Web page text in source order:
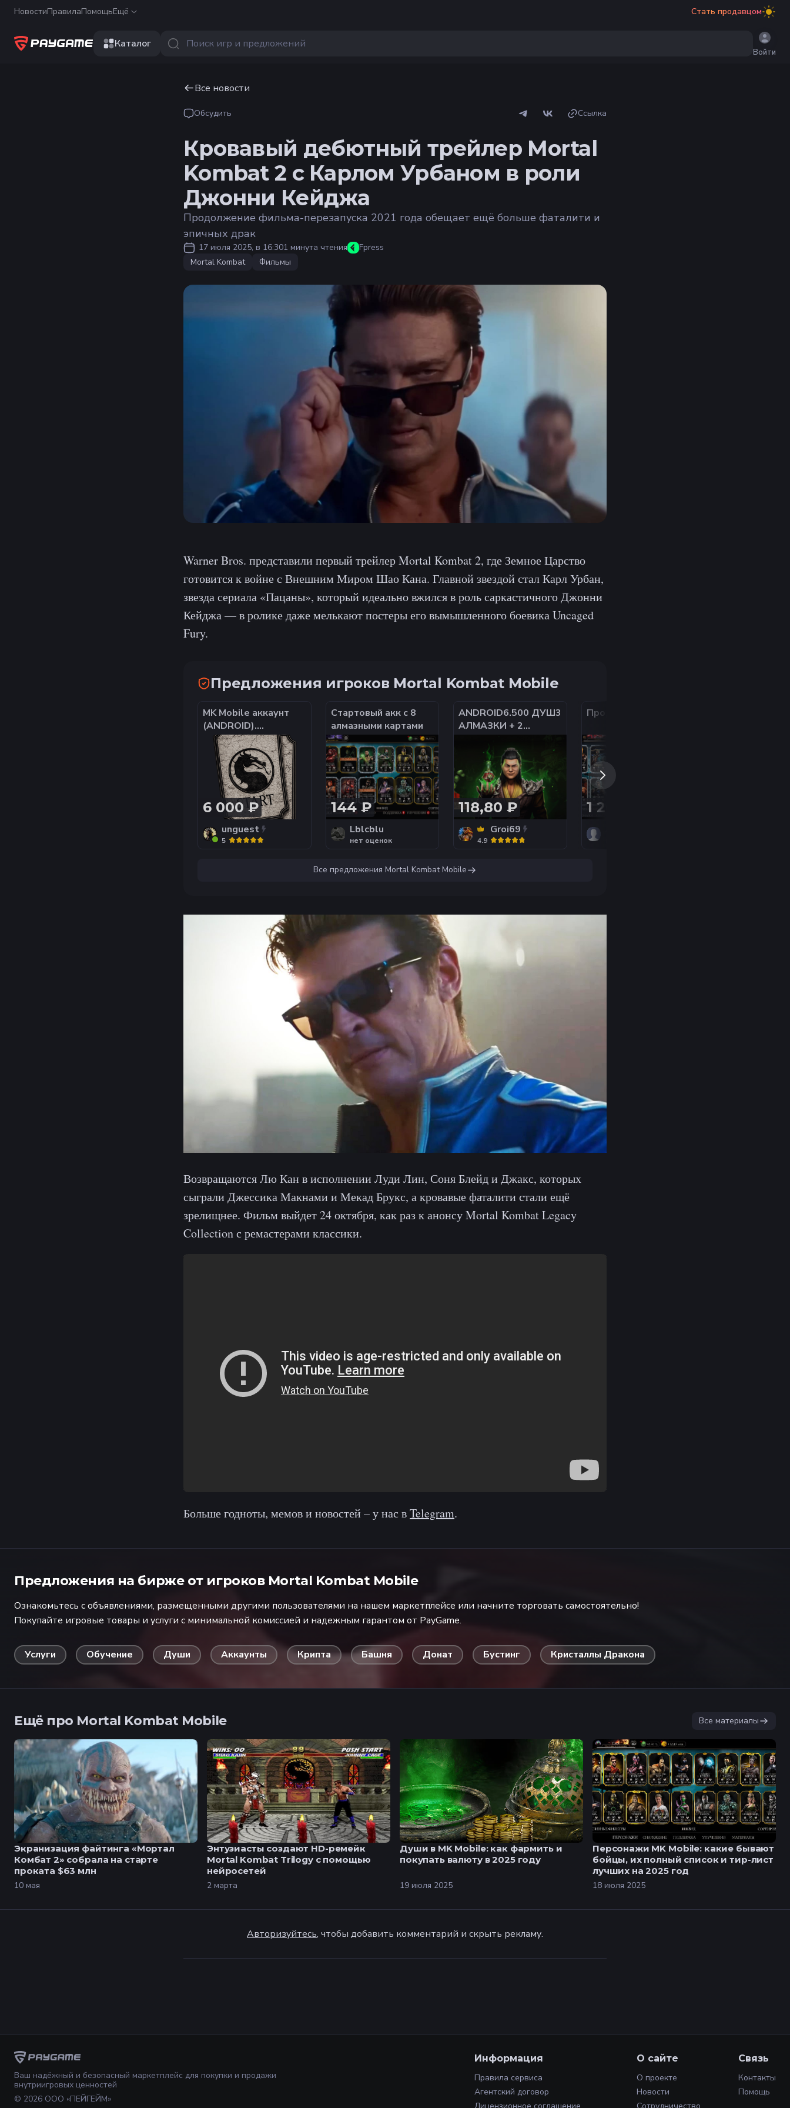
НовостиПравилаПомощьЕщё Стать продавцом
Каталог
Войти
Все новости
Обсудить Ссылка
Кровавый дебютный трейлер Mortal
Kombat 2 с Карлом Урбаном в роли
Джонни Кейджа
Продолжение фильма-перезапуска 2021 года обещает ещё больше фаталити и
эпичных драк
17 июля 2025, в 16:301 минута чтения
Fpress
Mortal Kombat
Фильмы
Warner Bros. представили первый трейлер Mortal Kombat 2, где Земное Царство
готовится к войне с Внешним Миром Шао Кана. Главной звездой стал Карл Урбан,
звезда сериала «Пацаны», который идеально вжился в роль саркастичного Джонни
Кейджа — в ролике даже мелькают постеры его вымышленного боевика Uncaged
Fury.
Предложения игроков Mortal Kombat Mobile
MK Mobile аккаунт
(ANDROID).
Стартовый. 300 000
DK
6 000 ₽
unguest
5
Стартовый акк с 8
алмазными картами
144 ₽
Lblcblu
нет оценок
ANDROID6.500 ДУШ3
АЛМАЗКИ + 2
ЗОЛОТЫЕ
118,80 ₽
Groi69
4.9
Продажа аккаунта
1 200 ₽
Все предложенияMortal Kombat Mobile
Возвращаются Лю Кан в исполнении Луди Лин, Соня Блейд и Джакс, которых
сыграли Джессика Макнами и Мекад Брукс, а кровавые фаталити стали ещё
зрелищнее. Фильм выйдет 24 октября, как раз к анонсу Mortal Kombat Legacy
Collection с ремастерами классики.
Больше годноты, мемов и новостей – у нас вTelegram.
Предложения на бирже от игроков Mortal Kombat Mobile
Ознакомьтесь с объявлениями, размещенными другими пользователями на нашем маркетплейсе или начните торговать самостоятельно!
Покупайте игровые товары и услуги с минимальной комиссией и надежным гарантом от PayGame.
Услуги Обучение Души Аккаунты Крипта Башня Донат Бустинг Кристаллы Дракона
Ещё про Mortal Kombat Mobile Все материалы
Экранизация файтинга «Мортал
Комбат 2» собрала на старте
проката $63 млн
10 мая
Энтузиасты создают HD-ремейк
Mortal Kombat Trilogy с помощью
нейросетей
2 марта
Души в MK Mobile: как фармить и
покупать валюту в 2025 году
19 июля 2025
Персонажи MK Mobile: какие бывают
бойцы, их полный список и тир-лист
лучших на 2025 год
18 июля 2025
Авторизуйтесь, чтобы добавить комментарий и скрыть рекламу.
Ваш надёжный и безопасный маркетплейс для покупки и продажи
внутриигровых ценностей
© 2026 ООО «ПЕЙГЕЙМ»
Информация
Правила сервиса
Агентский договор
О сайте
О проекте
Новости
Связь
Контакты
Помощь